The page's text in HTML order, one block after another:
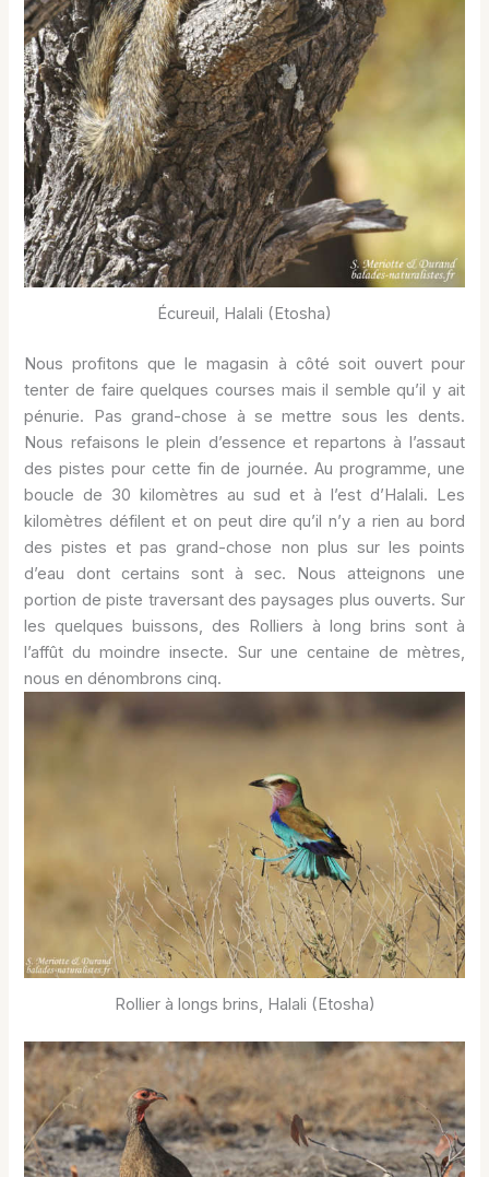
Écureuil, Halali (Etosha)
Nous profitons que le magasin à côté soit ouvert pour
tenter de faire quelques courses mais il semble qu’il y ait
pénurie. Pas grand-chose à se mettre sous les dents.
Nous refaisons le plein d’essence et repartons à l’assaut
des pistes pour cette fin de journée. Au programme, une
boucle de 30 kilomètres au sud et à l’est d’Halali. Les
kilomètres défilent et on peut dire qu’il n’y a rien au bord
des pistes et pas grand-chose non plus sur les points
d’eau dont certains sont à sec. Nous atteignons une
portion de piste traversant des paysages plus ouverts. Sur
les quelques buissons, des Rolliers à long brins sont à
l’affût du moindre insecte. Sur une centaine de mètres,
nous en dénombrons cinq.
Rollier à longs brins, Halali (Etosha)